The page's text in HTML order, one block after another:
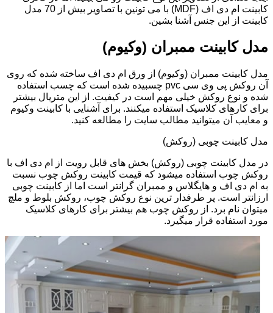
کابینت ام دی اف (MDF) با می تونین با تصاویر بیش از 70 مدل
کابینت از این جنس آشنا بشین.
مدل کابینت ممبران (وکیوم)
مدل کابینت ممبران (وکیوم) از ورق ام دی اف ساخته شده که روی
آن روکش پی وی سی pvc چسبیده شده است که چسب استفاده
شده و نوع روکش خیلی مهم است در کیفیت. از این متریال بیشتر
برای کارهای کلاسیک استفاده میکنند. برای آشنایی با کابینت وکیوم
و معایب آن میتوانید مطالب سایت را مطالعه کنید.
مدل کابینت چوبی (روکش)
در مدل کابینت چوبی (روکش) بخش های قابل رویت از ام دی اف با
روکش چوب استفاده میشود که قیمت کابینت روکش چوب نسبت
به ام دی اف و هایگلاس و ممبران گرانتر است اما از کابینت چوبی
ارزانتر است. پر طرفدار ترین نوع روکش چوب، روکش بلوط و ملچ
میتوان نام برد. از روکش چوب هم بیشتر برای کارهای کلاسیک
مورد استفاده قرار میگیرد.